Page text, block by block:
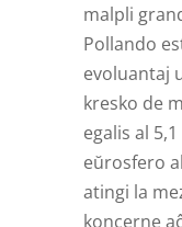
malpli
Pollando
evoluantaj
kresko de
egalis al
eŭrosfero
atingi la
koncerne